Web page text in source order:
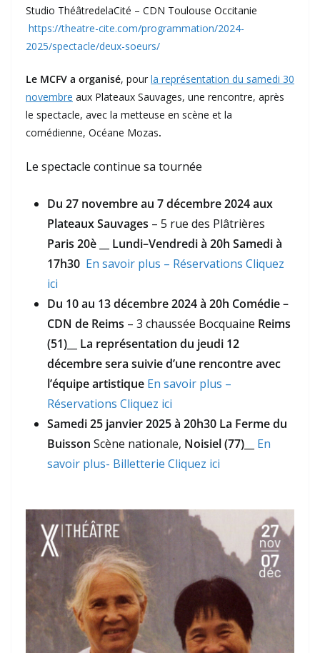
Studio ThéâtredelaCité – CDN Toulouse Occitanie
https://theatre-cite.com/programmation/2024-
2025/spectacle/deux-soeurs/
Le MCFV a organisé, pour la représentation du samedi 30
novembre aux Plateaux Sauvages, une rencontre, après
le spectacle, avec la metteuse en scène et la
comédienne, Océane Mozas.
Le spectacle continue sa tournée
Du 27 novembre au 7 décembre 2024 aux
Plateaux Sauvages – 5 rue des Plâtrières
Paris 20è
Lundi–Vendredi à 20h Samedi à
17h30 En savoir plus – Réservations Cliquez
ici
Du 10 au 13 décembre 2024 à 20h Comédie –
CDN de Reims – 3 chaussée Bocquaine Reims
(51)
La représentation du jeudi 12
décembre sera suivie d’une rencontre avec
l’équipe artistique En savoir plus –
Réservations Cliquez ici
Samedi 25 janvier 2025 à 20h30 La Ferme du
Buisson Scène nationale, Noisiel (77)
En
savoir plus- Billetterie Cliquez ici